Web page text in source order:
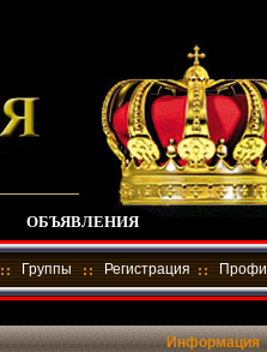
ОБЪЯВЛЕНИЯ
Группы Регистрация
Информация